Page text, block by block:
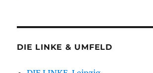
DIE LINKE & UMFELD